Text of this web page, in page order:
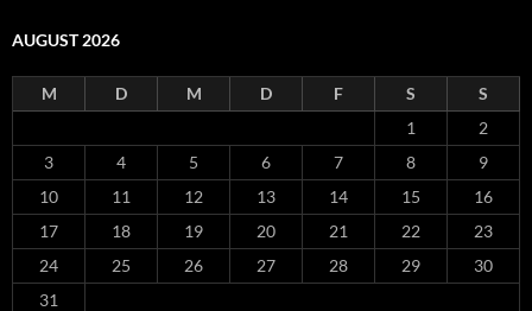
AUGUST 2026
M D M D F S
S
1
2
3
4 5 6 7 8
9
10
11 12 13 14 15
16
17
18 19 20 21 22
23
24
25 26 27 28 29
30
31